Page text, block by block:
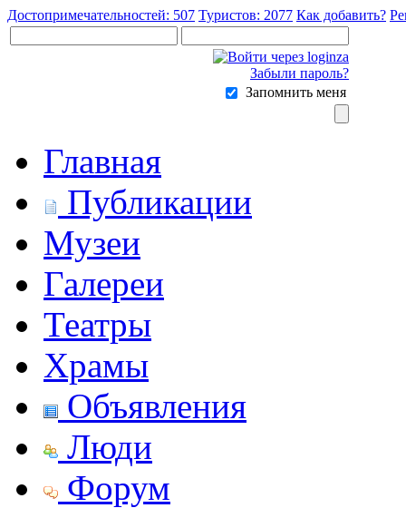
Достопримечательностей: 507 Туристов: 2077 Как добавить?
Забыли пароль?
Запомнить меня
Главная
Публикации
Музеи
Галереи
Театры
Храмы
Объявления
Люди
Форум